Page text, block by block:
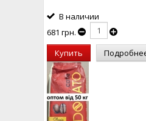
В наличии
681 грн.
Купить